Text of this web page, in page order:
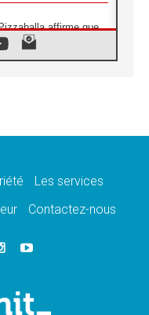
affirme que
la paix»
dignité humaine»
renforcera
est inquiétant
lueur d'espoir pour
paix
Les services
Contactez-nous